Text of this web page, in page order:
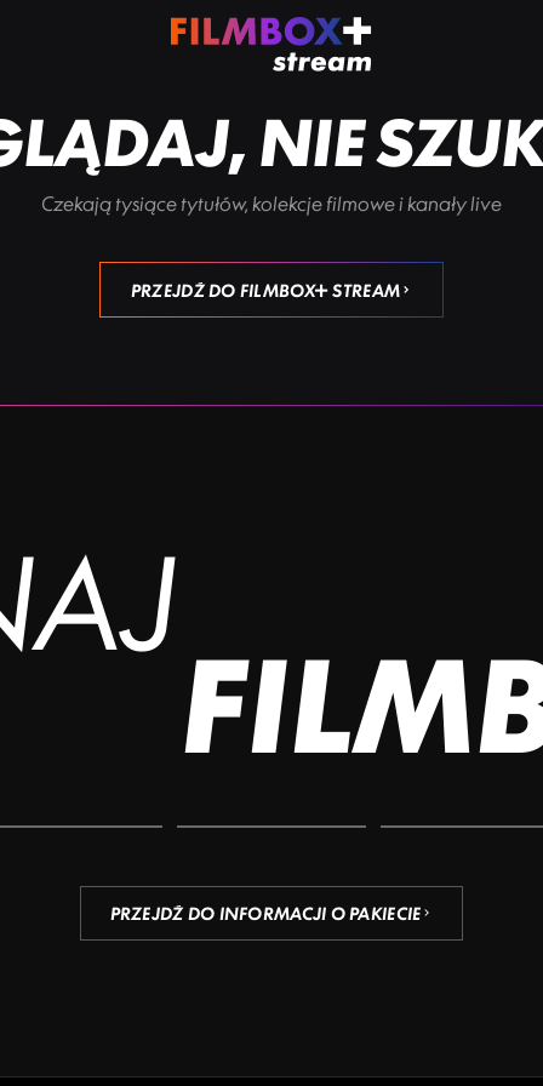
NIE
Czekają tysiące tytułów, kolekcje filmowe i kanały live
PRZEJDŹ DO FILMBOX+ STREAM
PRZEJDŹ DO INFORMACJI O PAKIECIE